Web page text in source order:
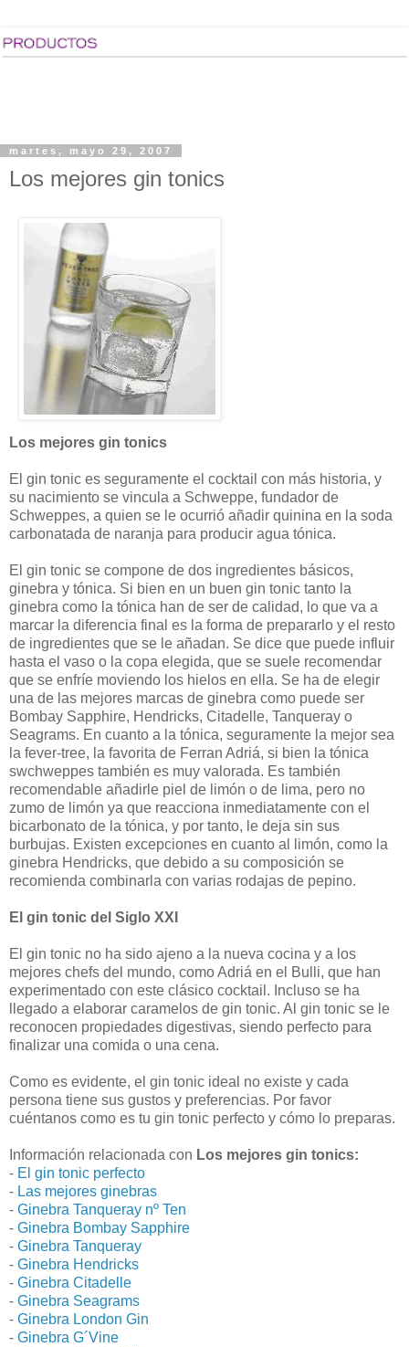
martes, mayo 29, 2007
Los mejores gin tonics
Los mejores gin tonics
El gin tonic es seguramente el cocktail con más historia, y
su nacimiento se vincula a Schweppe, fundador de
Schweppes, a quien se le ocurrió añadir quinina en la soda
carbonatada de naranja para producir agua tónica.
El gin tonic se compone de dos ingredientes básicos,
ginebra y tónica. Si bien en un buen gin tonic tanto la
ginebra como la tónica han de ser de calidad, lo que va a
marcar la diferencia final es la forma de prepararlo y el resto
de ingredientes que se le añadan. Se dice que puede influir
hasta el vaso o la copa elegida, que se suele recomendar
que se enfríe moviendo los hielos en ella. Se ha de elegir
una de las mejores marcas de ginebra como puede ser
Bombay Sapphire, Hendricks, Citadelle, Tanqueray o
Seagrams. En cuanto a la tónica, seguramente la mejor sea
la fever-tree, la favorita de Ferran Adriá, si bien la tónica
swchweppes también es muy valorada. Es también
recomendable añadirle piel de limón o de lima, pero no
zumo de limón ya que reacciona inmediatamente con el
bicarbonato de la tónica, y por tanto, le deja sin sus
burbujas. Existen excepciones en cuanto al limón, como la
ginebra Hendricks, que debido a su composición se
recomienda combinarla con varias rodajas de pepino.
El gin tonic del Siglo XXI
El gin tonic no ha sido ajeno a la nueva cocina y a los
mejores chefs del mundo, como Adriá en el Bulli, que han
experimentado con este clásico cocktail. Incluso se ha
llegado a elaborar caramelos de gin tonic. Al gin tonic se le
reconocen propiedades digestivas, siendo perfecto para
finalizar una comida o una cena.
Como es evidente, el gin tonic ideal no existe y cada
persona tiene sus gustos y preferencias. Por favor
cuéntanos como es tu gin tonic perfecto y cómo lo preparas.
Información relacionada con Los mejores gin tonics:
- El gin tonic perfecto
- Las mejores ginebras
- Ginebra Tanqueray nº Ten
- Ginebra Bombay Sapphire
- Ginebra Tanqueray
- Ginebra Hendricks
- Ginebra Citadelle
- Ginebra Seagrams
- Ginebra London Gin
- Ginebra G´Vine